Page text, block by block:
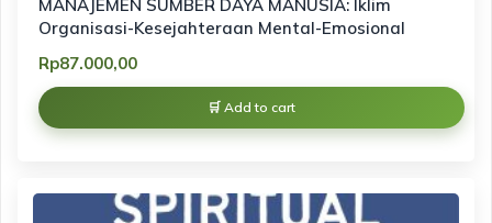
MANAJEMEN SUMBER DAYA MANUSIA: Iklim
Organisasi-Kesejahteraan Mental-Emosional
Rp87.000,00
Add to cart